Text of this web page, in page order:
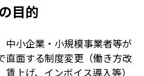
目的
中小企業・小規模事業者等が
直面する制度変更（働き方改
上げ、インボイス導入等）